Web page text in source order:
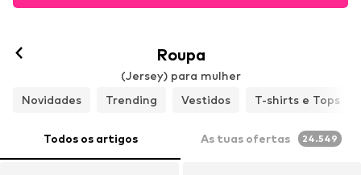
Roupa
(Jersey) para mulher
Novidades
Trending Vestidos T-shirts e Tops
Todos os artigos As tuas ofertas 24.549